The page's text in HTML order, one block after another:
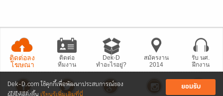
Dek-D.com ใช้คุกกี้เพื่อพัฒนาประสบการณ์ของ
ยอมรับ
ติดต่อลง
โฆษณา
ติดต่อ
ทีมงาน
Dek-D
ทำอะไรอยู่?
สมัครงาน
2014
รับ นศ.
ฝึกงาน